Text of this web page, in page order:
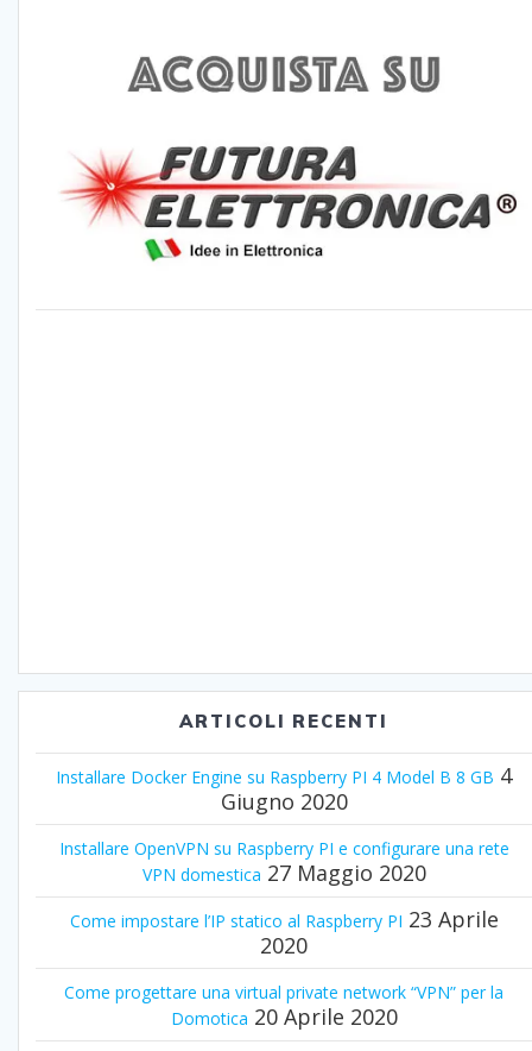
ARTICOLI RECENTI
Installare Docker Engine su Raspberry PI 4 Model B 8 GB 4
Giugno 2020
Installare OpenVPN su Raspberry PI e configurare una rete
VPN domestica 27 Maggio 2020
Come impostare l’IP statico al Raspberry PI 23 Aprile
2020
Come progettare una virtual private network “VPN” per la
Domotica 20 Aprile 2020